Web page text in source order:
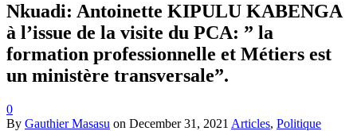
Nkuadi: Antoinette KIPULU KABENGA
à l’issue de la visite du PCA: ” la
formation professionnelle et Métiers est
un ministère transversale”.
0
By Gauthier Masasu on December 31, 2021 Articles, Politique